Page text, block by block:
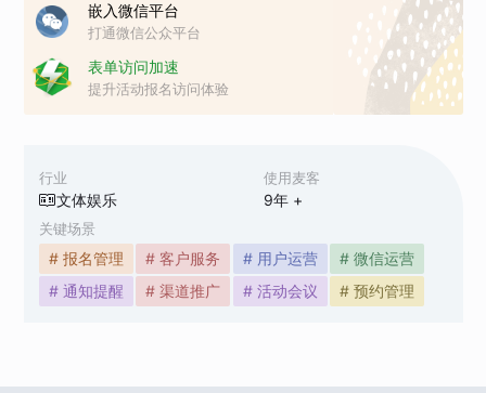
行业
文体娱乐
使用麦客
9年 +
关键场景
# 报名管理 # 客户服务 # 用户运营
# 微信运营
# 通知提醒
# 渠道推广 # 活动会议 # 预约管理
嵌入微信平台
打通微信公众平台
表单访问加速
提升活动报名访问体验